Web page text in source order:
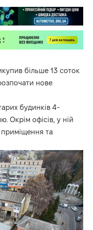
більше 13 соток
нове
будинків 4-
Окрім офісів, у ній
та